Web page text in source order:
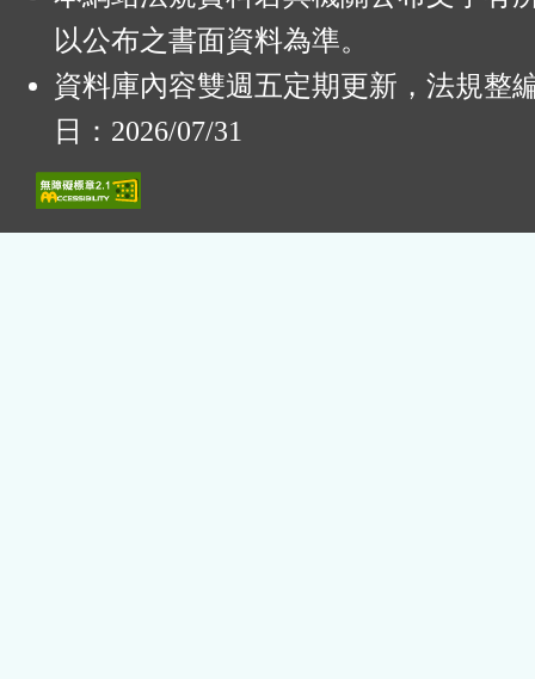
以公布之書面資料為準。
資料庫內容雙週五定期更新，法規整
日：2026/07/31